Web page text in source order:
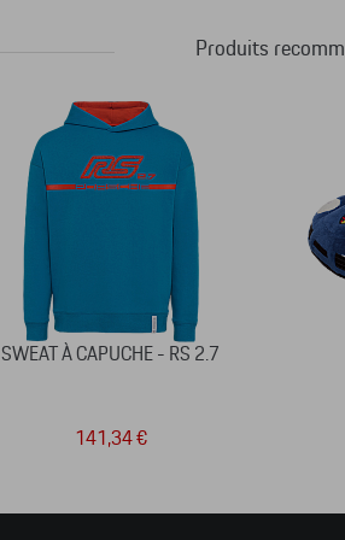
Produits
SWEAT À CAPUCHE - RS 2.7
141,34 €